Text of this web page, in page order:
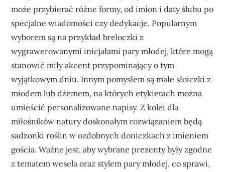
może przybierać różne formy, od imion i daty ślubu po
specjalne wiadomości czy dedykacje. Popularnym
wyborem są na przykład breloczki z
wygrawerowanymi inicjałami pary młodej, które mogą
stanowić miły akcent przypominający o tym
wyjątkowym dniu. Innym pomysłem są małe słoiczki z
miodem lub dżemem, na których etykietach można
umieścić personalizowane napisy. Z kolei dla
miłośników natury doskonałym rozwiązaniem będą
sadzonki roślin w ozdobnych doniczkach z imieniem
gościa. Ważne jest, aby wybrane prezenty były zgodne
z tematem wesela oraz stylem pary młodej, co sprawi,